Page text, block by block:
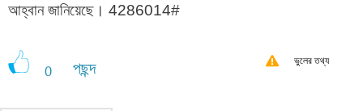
আহ্বান জানিয়েছে। 4286014#
0 পছন্দ ভুলের তথ্য